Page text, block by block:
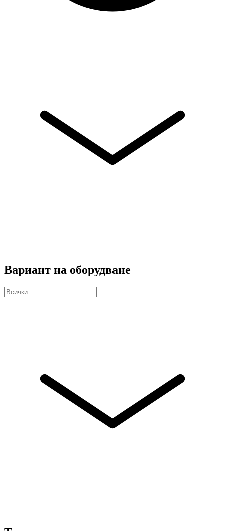
Вариант на оборудване